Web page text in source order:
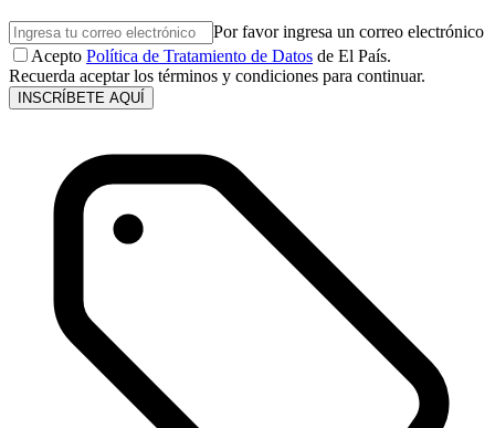
Por favor ingresa un correo electrónico
Acepto Política de Tratamiento de Datos de El País.
Recuerda aceptar los términos y condiciones para continuar.
INSCRÍBETE AQUÍ